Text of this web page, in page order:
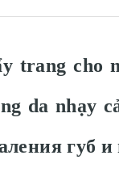
trang cho
da nhạy
губ